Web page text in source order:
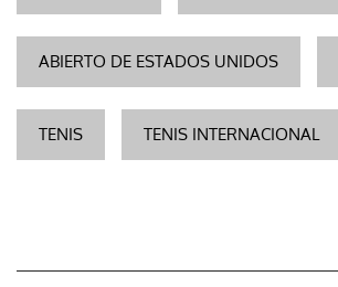
ABIERTO DE ESTADOS UNIDOS
TENIS TENIS INTERNACIONAL